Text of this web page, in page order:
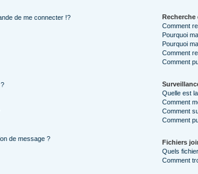
de me connecter !?
de message ?
Comment
Pourquoi
Pourquoi
Comment
Comment
Quelle est
Comment
Comment
Comment
Fichiers
Quels
Comment